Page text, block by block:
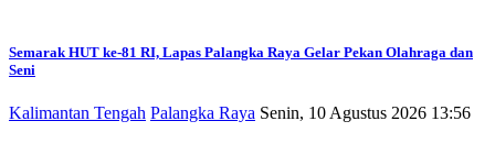
Semarak HUT ke-81 RI, Lapas Palangka Raya Gelar Pekan Olahraga dan
Seni
Kalimantan Tengah Palangka Raya Senin, 10 Agustus 2026 13:56